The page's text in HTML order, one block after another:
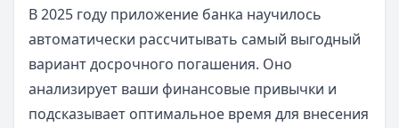
В 2025 году приложение банка научилось
автоматически рассчитывать самый выгодный
вариант досрочного погашения. Оно
анализирует ваши финансовые привычки и
подсказывает оптимальное время для внесения